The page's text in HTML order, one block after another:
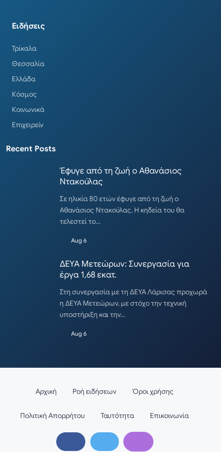
Ειδήσεις
Τρίκαλα
Θεσσαλία
Ελλάδα
Κόσμος
Κοινωνικά
Επιχειρείν
Recent Posts
Έφυγε από τη ζωή ο Αθανάσιος
Ντακούλας
Σε ηλικία 80 ετών έφυγε από τη ζωή ο
Αθανάσιος Ντακούλας. Η κηδεία του θα
τελεστεί το…
Aug 6
ΔΕΥΑ Μετεώρων: Συνεργασία για
έργα 1,68 εκατ.
Στη συνεργασία με τη ΔΕΥΑ Λάρισας προχωρά
η ΔΕΥΑ Μετεώρων, με στόχο την τεχνική
υποστήριξη και την…
Aug 6
Αρχική Ροή ειδήσεων Όροι χρήσης
Πολιτική Απορρήτου Ταυτότητα Επικοινωνία